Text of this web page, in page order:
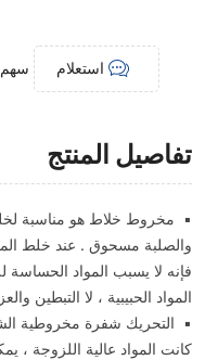
استعلام
تفاصيل المنتج
▪ مخروط خلاط هو مناسبة
والصلبة مسحوق . عند خلط
فإنه لا يسبب المواد
المواد الحبيبية ، لا التبطين
▪ التحريك شفرة مخروطية
كانت المواد عالية اللزوجة ،